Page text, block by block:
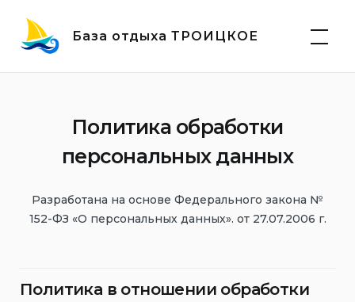
content
База отдыха ТРОИЦКОЕ
Политика обработки
персональных данных
Разработана на основе Федерального закона №
152-ФЗ «О персональных данных». от 27.07.2006 г.
Политика в отношении обработки